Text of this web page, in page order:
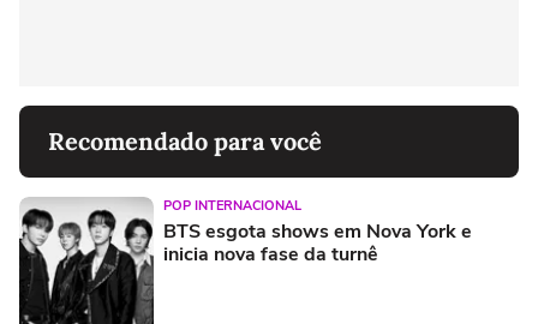
Recomendado para você
POP INTERNACIONAL
BTS esgota shows em Nova York e
inicia nova fase da turnê